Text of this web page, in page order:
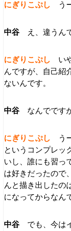
う
え、違うん
い
んですが、自己紹
ないんです。
なんでです
う
というコンプレッ
いし、誰にも習っ
は好きだったので
んと描き出したの
になってからなん
でも、今は